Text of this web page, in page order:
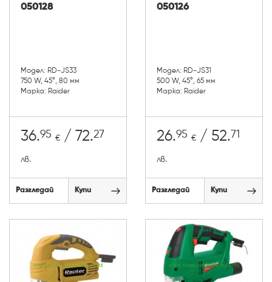
050128
Модел: RD-JS33
750 W, 45°, 80 мм
Марка: Raider
36.95 € / 72.27
лв.
Разгледай Купи
050126
Модел: RD-JS31
500 W, 45°, 65 мм
Марка: Raider
26.95 € / 52.71
лв.
Разгледай Купи